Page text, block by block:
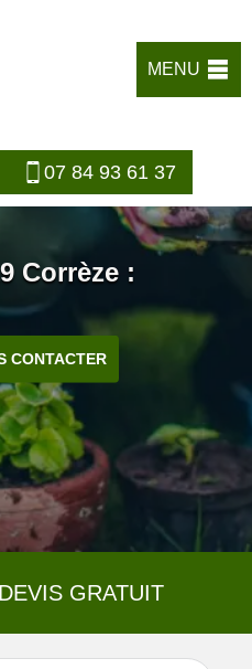
MENU
07 84 93 61 37
Corrèze :
CONTACTER
GRATUIT